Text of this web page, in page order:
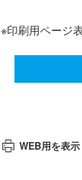
※印刷用ページ
WEB用を表示